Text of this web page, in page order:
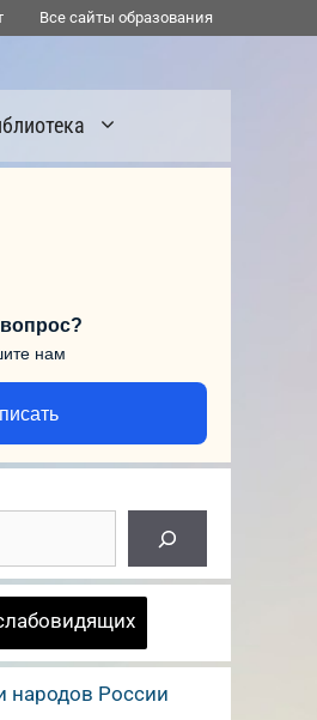
Все сайты образования
нам
народов России